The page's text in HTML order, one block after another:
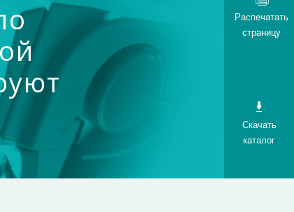
Распечатать
страницу
Скачать
каталог